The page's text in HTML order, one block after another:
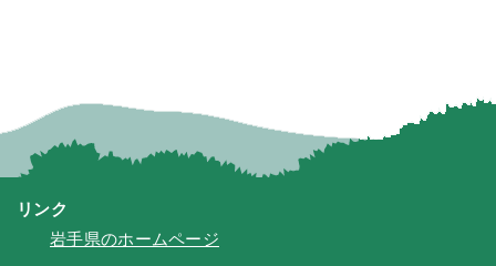
リンク
岩手県のホームページ